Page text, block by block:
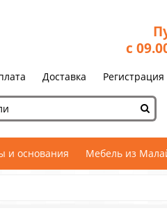
с
Доставка Регистрация
и основания Мебель из